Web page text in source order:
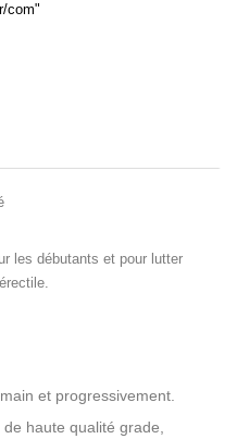
com"
les débutants et pour lutter
et progressivement.
haute qualité grade,